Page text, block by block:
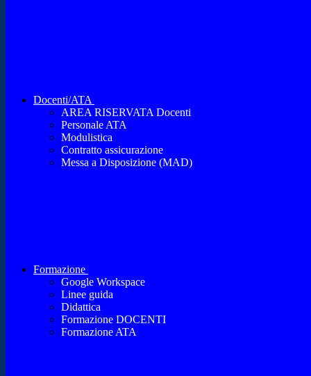
Docenti/ATA
AREA RISERVATA Docenti
Personale ATA
Modulistica
Contratto assicurazione
Messa a Disposizione (MAD)
Formazione
Google Workspace
Linee guida
Didattica
Formazione DOCENTI
Formazione ATA